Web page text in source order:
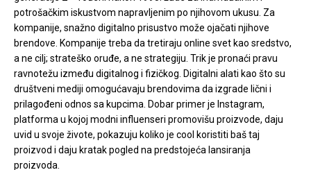
potrošačkim iskustvom napravljenim po njihovom ukusu. Za
kompanije, snažno digitalno prisustvo može ojačati njihove
brendove. Kompanije treba da tretiraju online svet kao sredstvo,
a ne cilj; strateško oruđe, a ne strategiju. Trik je pronaći pravu
ravnotežu između digitalnog i fizičkog. Digitalni alati kao što su
društveni mediji omogućavaju brendovima da izgrade lični i
prilagođeni odnos sa kupcima. Dobar primer je Instagram,
platforma u kojoj modni influenseri promovišu proizvode, daju
uvid u svoje živote, pokazuju koliko je cool koristiti baš taj
proizvod i daju kratak pogled na predstojeća lansiranja
proizvoda.